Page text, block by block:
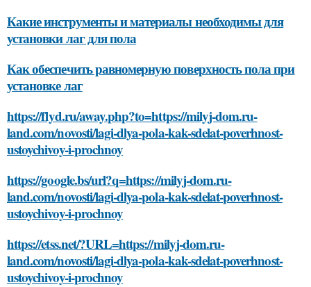
Какие инструменты и материалы необходимы для
установки лаг для пола
Как обеспечить равномерную поверхность пола при
установке лаг
https://flyd.ru/away.php?to=https://milyj-dom.ru-
land.com/novosti/lagi-dlya-pola-kak-sdelat-poverhnost-
ustoychivoy-i-prochnoy
https://google.bs/url?q=https://milyj-dom.ru-
land.com/novosti/lagi-dlya-pola-kak-sdelat-poverhnost-
ustoychivoy-i-prochnoy
https://etss.net/?URL=https://milyj-dom.ru-
land.com/novosti/lagi-dlya-pola-kak-sdelat-poverhnost-
ustoychivoy-i-prochnoy